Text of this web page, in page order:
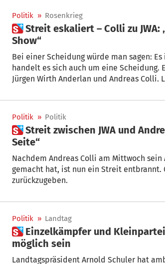
Politik » Rosenkrieg
 Streit eskaliert – Colli zu JWA: „Öffnet die Augen, schaut hinter die
Show“
Bei einer Scheidung würde man sagen:
handelt es sich auch um eine Scheidung.
Jürgen Wirth Anderlan und Andreas
Politik » Politik
 Streit zwischen JWA und Andreas Colli entbrannt – „Tritt zur
Seite“
Nachdem Andreas Colli am Mittwoch
gemacht hat, ist nun ein Streit
zurückzugeben.
Politik » Landtag
 Einzelkämpfer und Kleinparteien sollen künftig nicht mehr
möglich sein
Landtagspräsident Arnold Schuler hat